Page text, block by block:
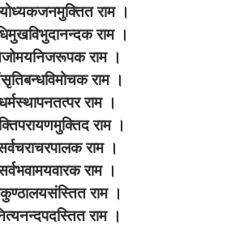
राम ।
राम ।
राम ।
राम ।
राम ।
राम ।
राम ।
राम ।
राम ।
राम ।